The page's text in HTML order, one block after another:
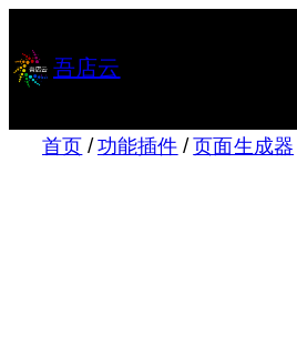
至
内
容
吾店云
首页 /功能插件 /页面生成器